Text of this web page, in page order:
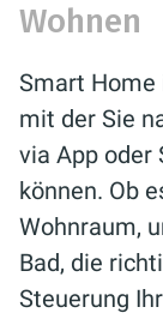
Wohnen
Smart Home
mit der Sie
via App oder
können. Ob
Wohnraum,
Bad, die
Steuerung